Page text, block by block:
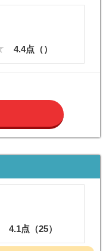
4.4点（）
4.1点（25）